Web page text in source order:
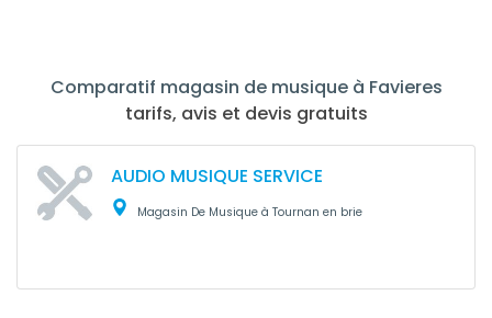
Comparatif magasin de musique à Favieres
tarifs, avis et devis gratuits
AUDIO MUSIQUE SERVICE
Magasin De Musique à Tournan en brie